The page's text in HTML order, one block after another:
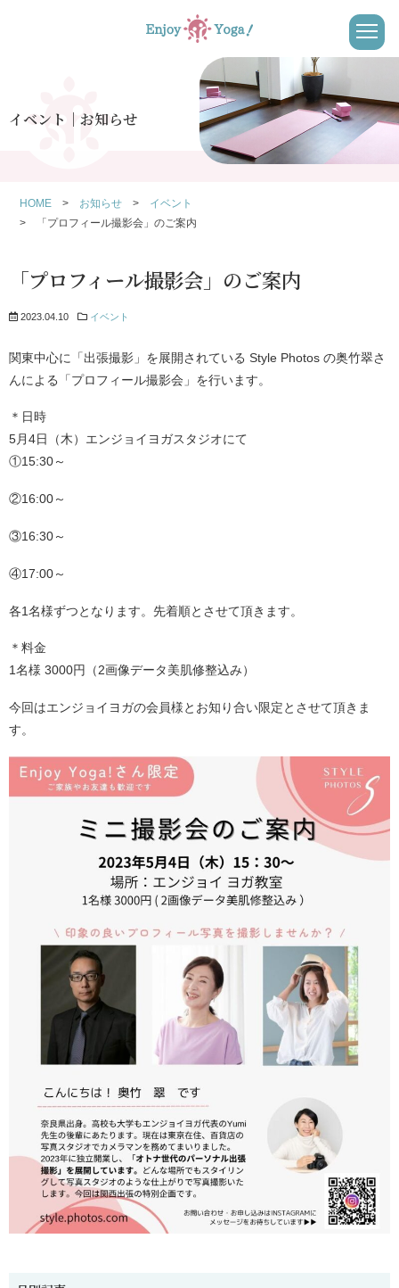
イベント│お知らせ
HOME お知らせ
イベント
「プロフィール撮影会」のご案内
「プロフィール撮影会」のご案内
2023.04.10 イベント
関東中心に「出張撮影」を展開されている Style Photos の奥竹翠さ
んによる「プロフィール撮影会」を行います。
＊日時
5月4日（木）エンジョイヨガスタジオにて
①15:30～
②16:00～
③16:30～
④17:00～
各1名様ずつとなります。先着順とさせて頂きます。
＊料金
1名様 3000円（2画像データ美肌修整込み）
今回はエンジョイヨガの会員様とお知り合い限定とさせて頂きま
す。